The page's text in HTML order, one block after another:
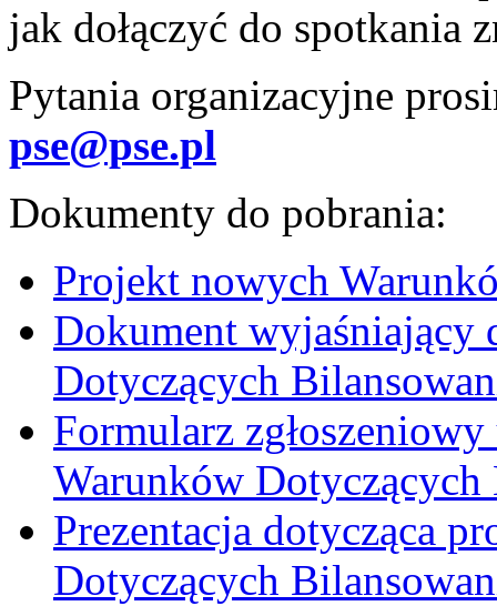
jak dołączyć do spotkania
Pytania organizacyjne
pse@pse.pl
Dokumenty do pobrania:
Projekt nowych
Dokument wyjaśniający
Dotyczących
Formularz
Warunków Dotyczących
Prezentacja dotycząca
Dotyczących